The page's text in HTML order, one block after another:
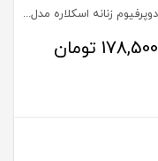
ادکلن ادوپرفیوم زنانه اسکلاره مدل Gold Iris حجم 100 میلی لیتر
178,500 تومان